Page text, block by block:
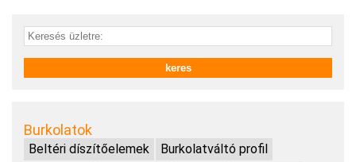
Burkolatok
Beltéri díszítőelemek
Burkolatváltó profil